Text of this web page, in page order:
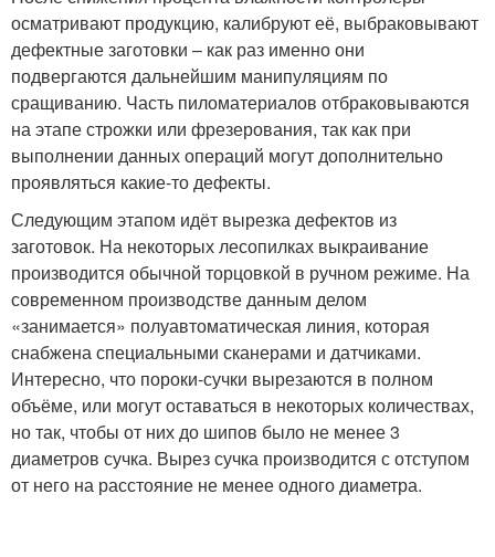
осматривают продукцию, калибруют её, выбраковывают
дефектные заготовки – как раз именно они
подвергаются дальнейшим манипуляциям по
сращиванию. Часть пиломатериалов отбраковываются
на этапе строжки или фрезерования, так как при
выполнении данных операций могут дополнительно
проявляться какие-то дефекты.
Следующим этапом идёт вырезка дефектов из
заготовок. На некоторых лесопилках выкраивание
производится обычной торцовкой в ручном режиме. На
современном производстве данным делом
«занимается» полуавтоматическая линия, которая
снабжена специальными сканерами и датчиками.
Интересно, что пороки-сучки вырезаются в полном
объёме, или могут оставаться в некоторых количествах,
но так, чтобы от них до шипов было не менее 3
диаметров сучка. Вырез сучка производится с отступом
от него на расстояние не менее одного диаметра.